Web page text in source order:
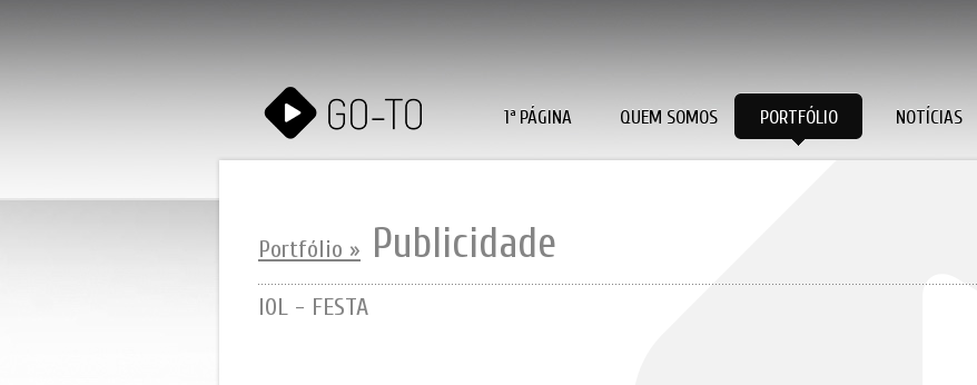
1ª PÁGINA QUEM SOMOS PORTFÓLIO NOTÍCIAS
Portfólio » Publicidade
IOL - FESTA